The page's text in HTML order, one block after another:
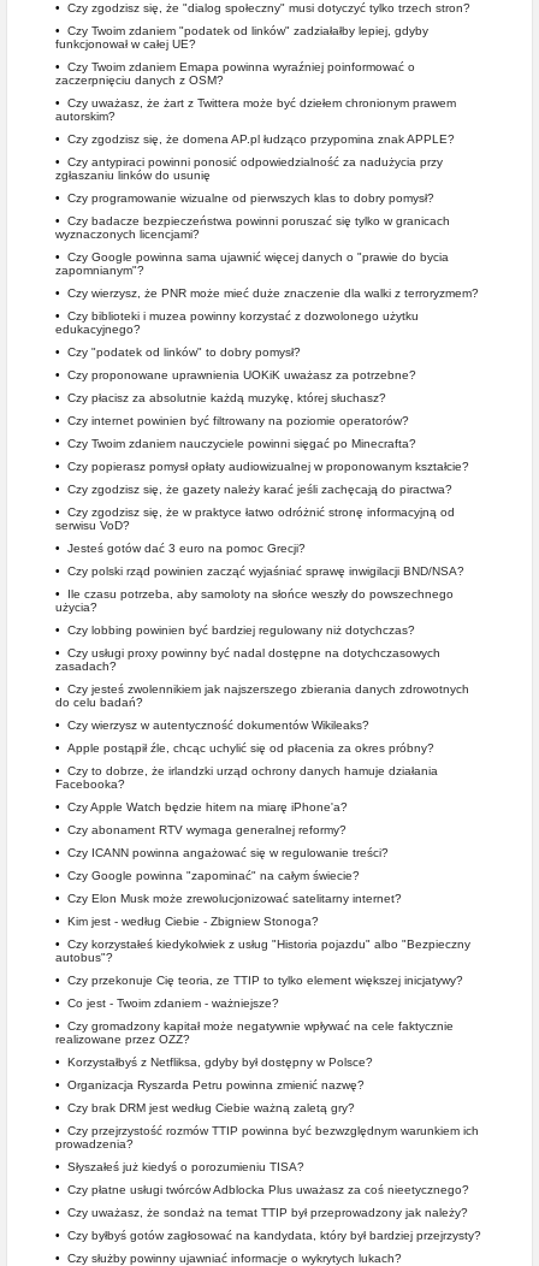
• Czy zgodzisz się, że "dialog społeczny" musi dotyczyć tylko trzech stron?
• Czy Twoim zdaniem "podatek od linków" zadziałałby lepiej, gdyby
funkcjonował w całej UE?
• Czy Twoim zdaniem Emapa powinna wyraźniej poinformować o
zaczerpnięciu danych z OSM?
• Czy uważasz, że żart z Twittera może być dziełem chronionym prawem
autorskim?
• Czy zgodzisz się, że domena AP.pl łudząco przypomina znak APPLE?
• Czy antypiraci powinni ponosić odpowiedzialność za nadużycia przy
zgłaszaniu linków do usunię
• Czy programowanie wizualne od pierwszych klas to dobry pomysł?
• Czy badacze bezpieczeństwa powinni poruszać się tylko w granicach
wyznaczonych licencjami?
• Czy Google powinna sama ujawnić więcej danych o "prawie do bycia
zapomnianym"?
• Czy wierzysz, że PNR może mieć duże znaczenie dla walki z terroryzmem?
• Czy biblioteki i muzea powinny korzystać z dozwolonego użytku
edukacyjnego?
• Czy "podatek od linków" to dobry pomysł?
• Czy proponowane uprawnienia UOKiK uważasz za potrzebne?
• Czy płacisz za absolutnie każdą muzykę, której słuchasz?
• Czy internet powinien być filtrowany na poziomie operatorów?
• Czy Twoim zdaniem nauczyciele powinni sięgać po Minecrafta?
• Czy popierasz pomysł opłaty audiowizualnej w proponowanym kształcie?
• Czy zgodzisz się, że gazety należy karać jeśli zachęcają do piractwa?
• Czy zgodzisz się, że w praktyce łatwo odróżnić stronę informacyjną od
serwisu VoD?
• Jesteś gotów dać 3 euro na pomoc Grecji?
• Czy polski rząd powinien zacząć wyjaśniać sprawę inwigilacji BND/NSA?
• Ile czasu potrzeba, aby samoloty na słońce weszły do powszechnego
użycia?
• Czy lobbing powinien być bardziej regulowany niż dotychczas?
• Czy usługi proxy powinny być nadal dostępne na dotychczasowych
zasadach?
• Czy jesteś zwolennikiem jak najszerszego zbierania danych zdrowotnych
do celu badań?
• Czy wierzysz w autentyczność dokumentów Wikileaks?
• Apple postąpił źle, chcąc uchylić się od płacenia za okres próbny?
• Czy to dobrze, że irlandzki urząd ochrony danych hamuje działania
Facebooka?
• Czy Apple Watch będzie hitem na miarę iPhone'a?
• Czy abonament RTV wymaga generalnej reformy?
• Czy ICANN powinna angażować się w regulowanie treści?
• Czy Google powinna "zapominać" na całym świecie?
• Czy Elon Musk może zrewolucjonizować satelitarny internet?
• Kim jest - według Ciebie - Zbigniew Stonoga?
• Czy korzystałeś kiedykolwiek z usług "Historia pojazdu" albo "Bezpieczny
autobus"?
• Czy przekonuje Cię teoria, ze TTIP to tylko element większej inicjatywy?
• Co jest - Twoim zdaniem - ważniejsze?
• Czy gromadzony kapitał może negatywnie wpływać na cele faktycznie
realizowane przez OZZ?
• Korzystałbyś z Netfliksa, gdyby był dostępny w Polsce?
• Organizacja Ryszarda Petru powinna zmienić nazwę?
• Czy brak DRM jest według Ciebie ważną zaletą gry?
• Czy przejrzystość rozmów TTIP powinna być bezwzględnym warunkiem ich
prowadzenia?
• Słyszałeś już kiedyś o porozumieniu TISA?
• Czy płatne usługi twórców Adblocka Plus uważasz za coś nieetycznego?
• Czy uważasz, że sondaż na temat TTIP był przeprowadzony jak należy?
• Czy byłbyś gotów zagłosować na kandydata, który był bardziej przejrzysty?
• Czy służby powinny ujawniać informacje o wykrytych lukach?